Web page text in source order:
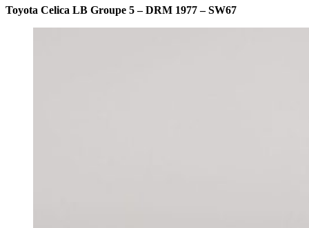
Toyota Celica LB Groupe 5 – DRM 1977 – SW67